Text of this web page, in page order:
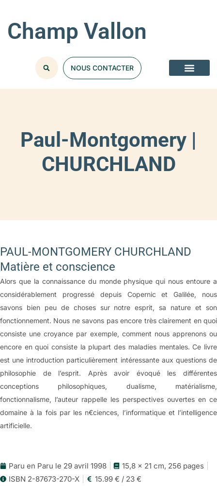
Champ Vallon
NOUS CONTACTER
Paul-Montgomery |
CHURCHLAND
PAUL-MONTGOMERY CHURCHLAND
Matière et conscience
Alors que la connaissance du monde physique qui nous entoure a
considérablement progressé depuis Copernic et Galilée, nous
savons bien peu de choses sur notre esprit, sa nature et son
fonctionnement. Nous ne savons pas encore très clairement en quoi
consiste une croyance par exemple, comment nous apprenons ou
encore en quoi consiste la plupart des maladies mentales. Ce livre
est une introduction particulièrement intéressante aux questions de
philosophie de l’esprit. Après avoir évoqué les différentes
conceptions philosophiques, dualisme, matérialisme,
fonctionnalisme, l’auteur rappelle les perspectives ouvertes en ce
domaine à la fois par les n€ciences, l’informatique et l’intelligence
artificielle.
Paru en Paru le 29 avril 1998
15,8 x 21 cm, 256 pages
ISBN 2-87673-270-X
15.99 € / 23 €